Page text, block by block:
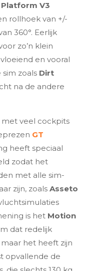
V3
rollhoek van +/-
360°. Eerlijk
zo’n klein
en vooral
sim zoals Dirt
na de andere
veel cockpits
GT
heeft speciaal
zodat het
met alle sim-
zijn, zoalsAsseto
is het Motion
dat redelijk
het heeft zijn
opvallende de